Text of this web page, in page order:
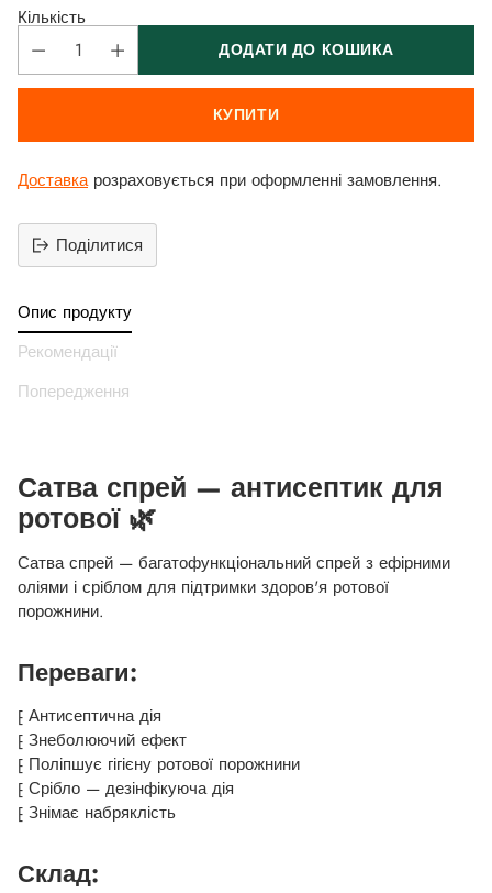
Кількість
ДОДАТИ ДО КОШИКА
КУПИТИ
Доставкарозраховується при оформленні замовлення.
Поділитися
продукт
до
вашего
Опис продукту
Рекомендації
Попередження
Сатва спрей — антисептик для
ротової 🌿
Сатва спрей — багатофункціональний спрей з ефірними
оліями і сріблом для підтримки здоров'я ротової
порожнини.
Переваги:
⁅ Антисептична дія
⁅ Знеболюючий ефект
⁅ Поліпшує гігієну ротової порожнини
⁅ Срібло — дезінфікуюча дія
⁅ Знімає набряклість
Склад: